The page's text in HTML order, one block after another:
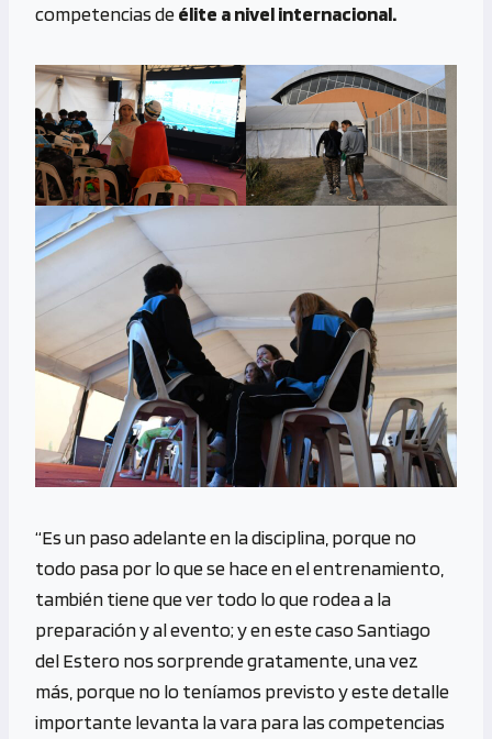
competencias deélite a nivel internacional.
“Es un paso adelante en la disciplina, porque no
todo pasa por lo que se hace en el entrenamiento,
también tiene que ver todo lo que rodea a la
preparación y al evento; y en este caso Santiago
del Estero nos sorprende gratamente, una vez
más, porque no lo teníamos previsto y este detalle
importante levanta la vara para las competencias